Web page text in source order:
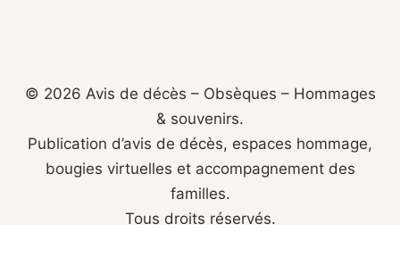
© 2026 Avis de décès – Obsèques – Hommages
& souvenirs.
Publication d’avis de décès, espaces hommage,
bougies virtuelles et accompagnement des
familles.
Tous droits réservés.